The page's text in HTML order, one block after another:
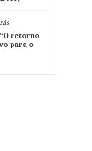
retorno
para o